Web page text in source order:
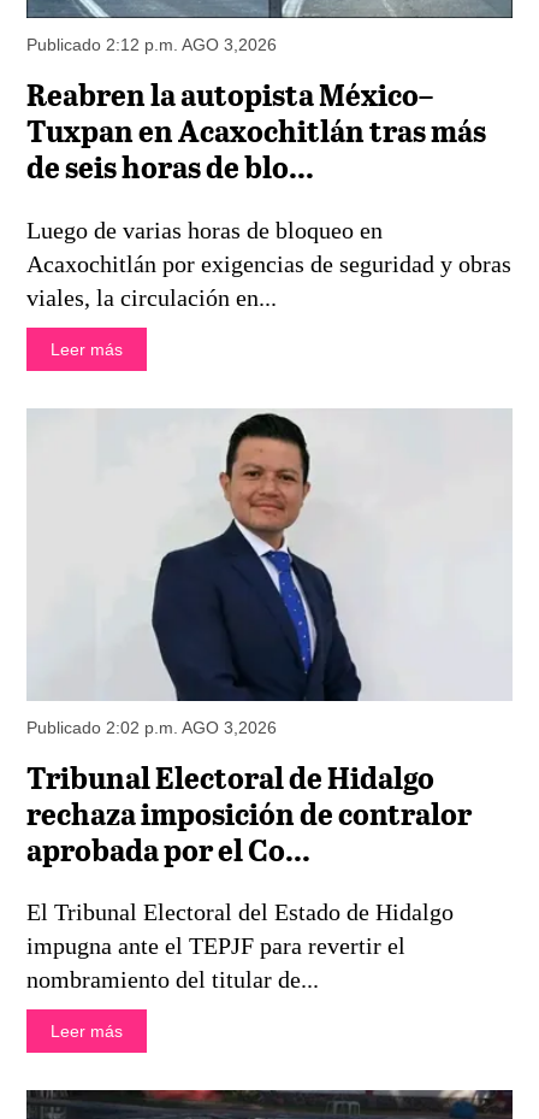
Publicado 2:12 p.m. AGO 3,2026
Reabren la autopista México–
Tuxpan en Acaxochitlán tras más
de seis horas de blo...
Luego de varias horas de bloqueo en
Acaxochitlán por exigencias de seguridad y obras
viales, la circulación en...
Leer más
Publicado 2:02 p.m. AGO 3,2026
Tribunal Electoral de Hidalgo
rechaza imposición de contralor
aprobada por el Co...
El Tribunal Electoral del Estado de Hidalgo
impugna ante el TEPJF para revertir el
nombramiento del titular de...
Leer más